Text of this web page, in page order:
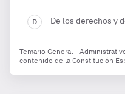
De los derechos y
Temario General -
contenido de la Constitución